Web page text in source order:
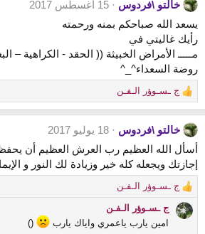
خالتو \فردوس
15 أغسطس 2017
يسعد الله صباحكم بمنه ورحمته
رأيك غاليتي في
مـــــ الأمراض الخبيثة (( الحقد - الكراهية –
روضة السعداء^_^
R
e
a
c
t
o
n
:
ج ـسـوؤر الـفـن
خالتو \فردوس
18 يوليو 2017
أسأل الله العظيم رب العرش العظيم أن
إجازتك ويجعله كله خير وزيادة لك النور و
R
e
a
ج ـسـوؤر الـفـن
ج ـسـوؤر الـفـن
امين يارب ياعمري واياك يارب
()